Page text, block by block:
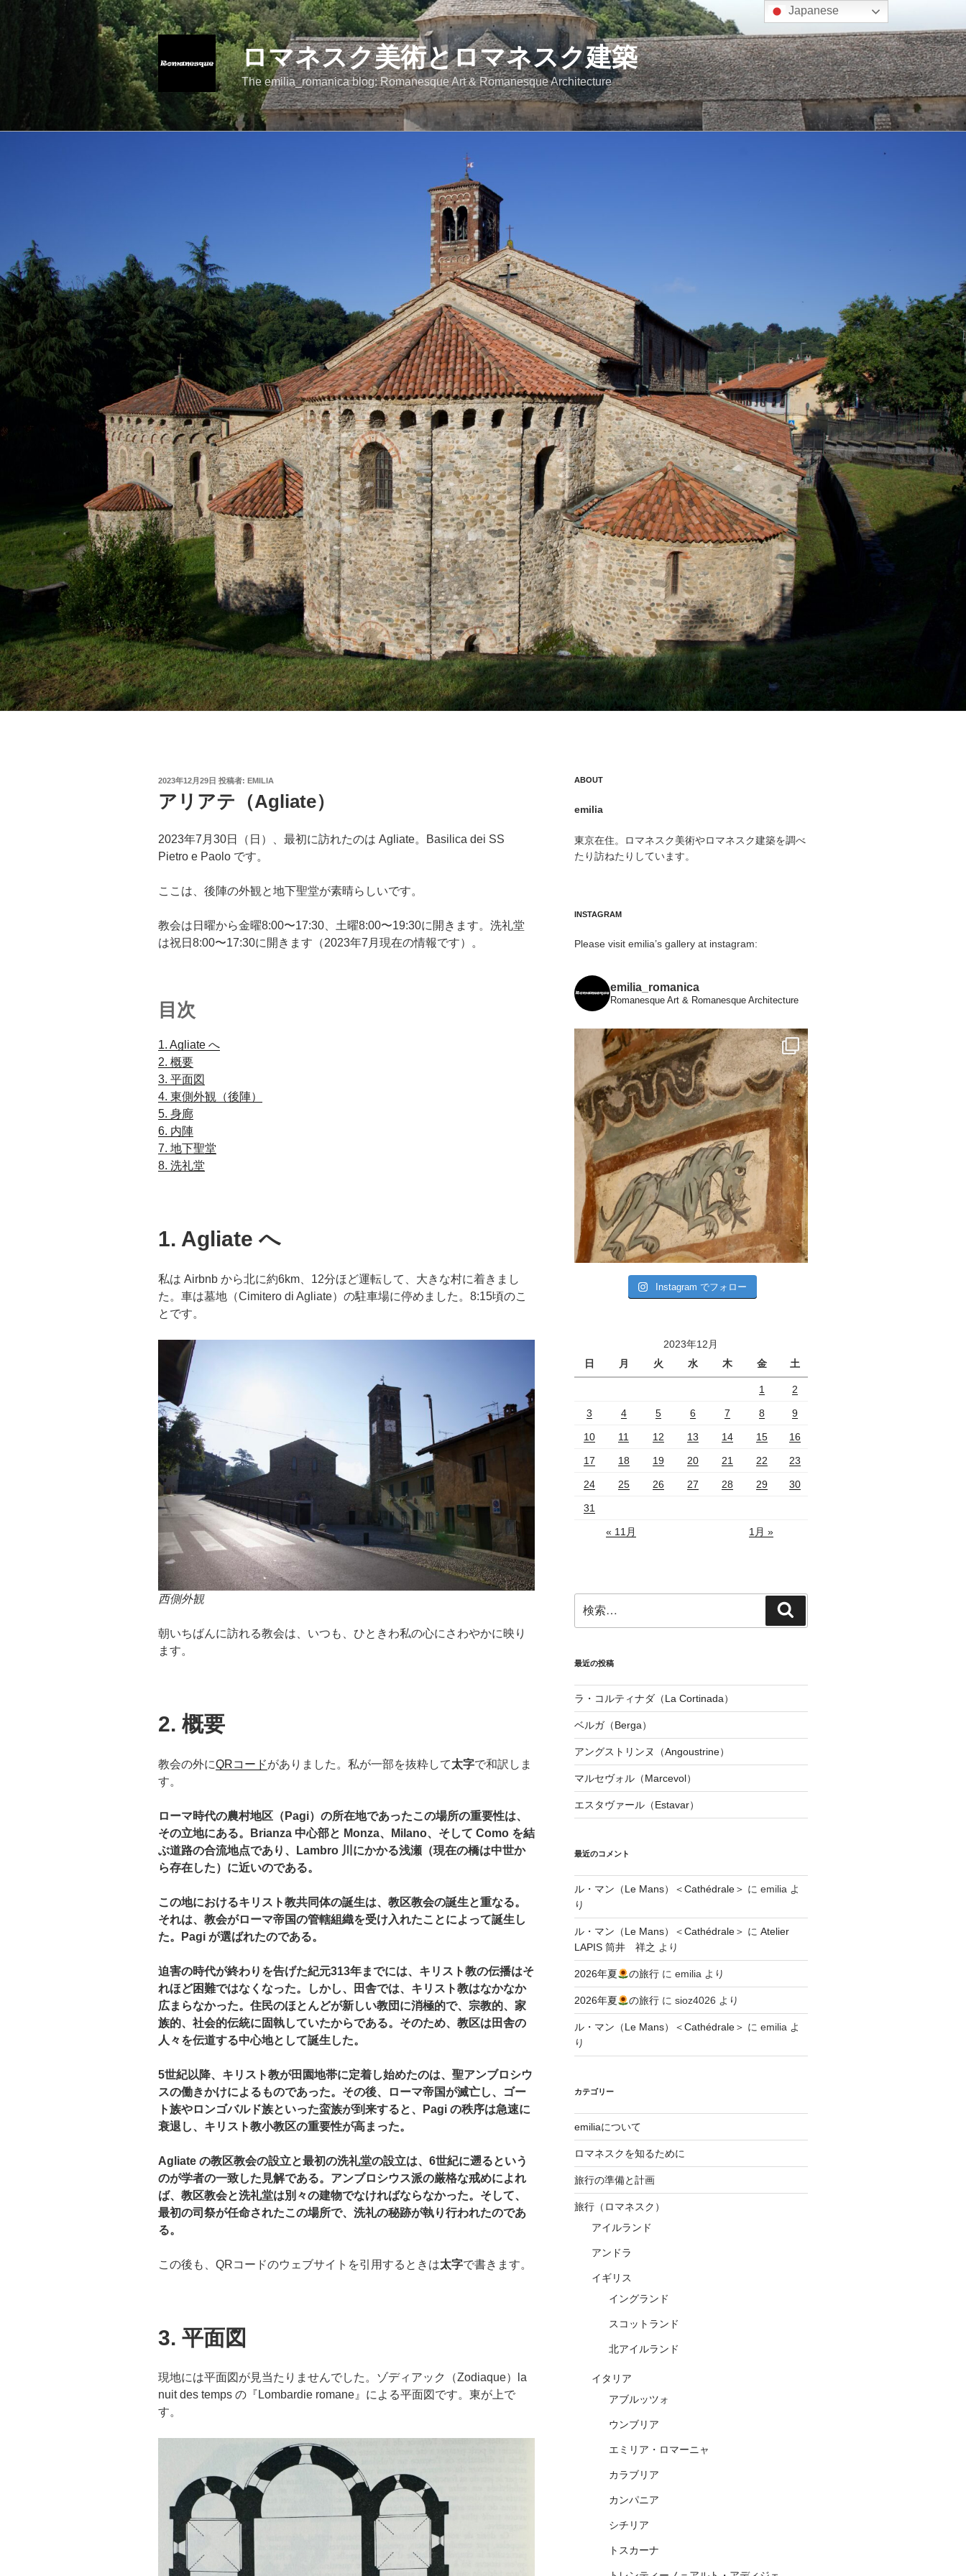
キ
ロマネスク美術とロマネスク建築
The emilia_romanica blog: Romanesque Art & Romanesque Architecture
投
日:
2023年12月29日 投稿者: EMILIA
アリアテ（Agliate）
2023年7月30日（日）、最初に訪れたのは Agliate。Basilica dei SS
Pietro e Paolo です。
ここは、後陣の外観と地下聖堂が素晴らしいです。
教会は日曜から金曜8:00〜17:30、土曜8:00〜19:30に開きます。洗礼堂
は祝日8:00〜17:30に開きます（2023年7月現在の情報です）。
目次
1. Agliate へ
2. 概要
3. 平面図
4. 東側外観（後陣）
5. 身廊
6. 内陣
7. 地下聖堂
8. 洗礼堂
1. Agliate へ
私は Airbnb から北に約6km、12分ほど運転して、大きな村に着きまし
た。車は墓地（Cimitero di Agliate）の駐車場に停めました。8:15頃のこ
とです。
西側外観
朝いちばんに訪れる教会は、いつも、ひときわ私の心にさわやかに映り
ます。
2. 概要
教会の外にQRコードがありました。私が一部を抜粋して太字で和訳しま
す。
ローマ時代の農村地区（Pagi）の所在地であったこの場所の重要性は、
その立地にある。Brianza 中心部と Monza、Milano、そして Como を結
ぶ道路の合流地点であり、Lambro 川にかかる浅瀬（現在の橋は中世か
ら存在した）に近いのである。
この地におけるキリスト教共同体の誕生は、教区教会の誕生と重なる。
それは、教会がローマ帝国の管轄組織を受け入れたことによって誕生し
た。Pagi が選ばれたのである。
迫害の時代が終わりを告げた紀元313年までには、キリスト教の伝播はそ
れほど困難ではなくなった。しかし、田舎では、キリスト教はなかなか
広まらなかった。住民のほとんどが新しい教団に消極的で、宗教的、家
族的、社会的伝統に固執していたからである。そのため、教区は田舎の
人々を伝道する中心地として誕生した。
5世紀以降、キリスト教が田園地帯に定着し始めたのは、聖アンブロシウ
スの働きかけによるものであった。その後、ローマ帝国が滅亡し、ゴー
ト族やロンゴバルド族といった蛮族が到来すると、Pagi の秩序は急速に
衰退し、キリスト教小教区の重要性が高まった。
Agliate の教区教会の設立と最初の洗礼堂の設立は、6世紀に遡るという
のが学者の一致した見解である。アンブロシウス派の厳格な戒めによれ
ば、教区教会と洗礼堂は別々の建物でなければならなかった。そして、
最初の司祭が任命されたこの場所で、洗礼の秘跡が執り行われたのであ
る。
この後も、QRコードのウェブサイトを引用するときは太字で書きます。
3. 平面図
現地には平面図が見当たりませんでした。ゾディアック（Zodiaque）la
nuit des temps の『Lombardie romane』による平面図です。東が上で
す。
ABOUT
emilia
東京在住。ロマネスク美術やロマネスク建築を調べ
たり訪ねたりしています。
INSTAGRAM
Please visit emilia’s gallery at instagram:
emilia_romanica
Romanesque Art & Romanesque Architecture
Instagram でフォロー
2023年12月
日
月 火 水 木 金 土
1 2
3 4 5 6 7 8 9
10 11 12 13 14 15 16
17 18 19 20 21 22 23
24 25 26 27 28 29 30
31
« 11月 1月 »
索:
索
最近の投稿
ラ・コルティナダ（La Cortinada）
ベルガ（Berga）
アングストリンヌ（Angoustrine）
マルセヴォル（Marcevol）
エスタヴァール（Estavar）
最近のコメント
ル・マン（Le Mans）＜Cathédrale＞ に emiliaよ
り
ル・マン（Le Mans）＜Cathédrale＞ に Atelier
LAPIS 筒井 祥之 より
2026年夏 の旅行に emiliaより
2026年夏 の旅行に sioz4026 より
ル・マン（Le Mans）＜Cathédrale＞ に emiliaよ
り
カテゴリー
emiliaについて
ロマネスクを知るために
旅行の準備と計画
旅行（ロマネスク）
アイルランド
アンドラ
イギリス
イングランド
スコットランド
北アイルランド
イタリア
アブルッツォ
ウンブリア
エミリア・ロマーニャ
カラブリア
カンパニア
シチリア
トスカーナ
Japanese